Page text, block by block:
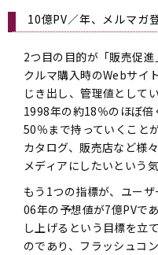
10億PV／年、メルマガ
2つ目の目的が「販売促進
クルマ購入時のWebサイ
じき出し、管理値として
1998年の約18％のほぼ
50％まで持っていくこと
カタログ、販売店など様
メディアにしたいという
もう1つの指標が、ユーザ
06年の予想値が7億PVで
し上げるという目標を立
のであり、フラッシュコ